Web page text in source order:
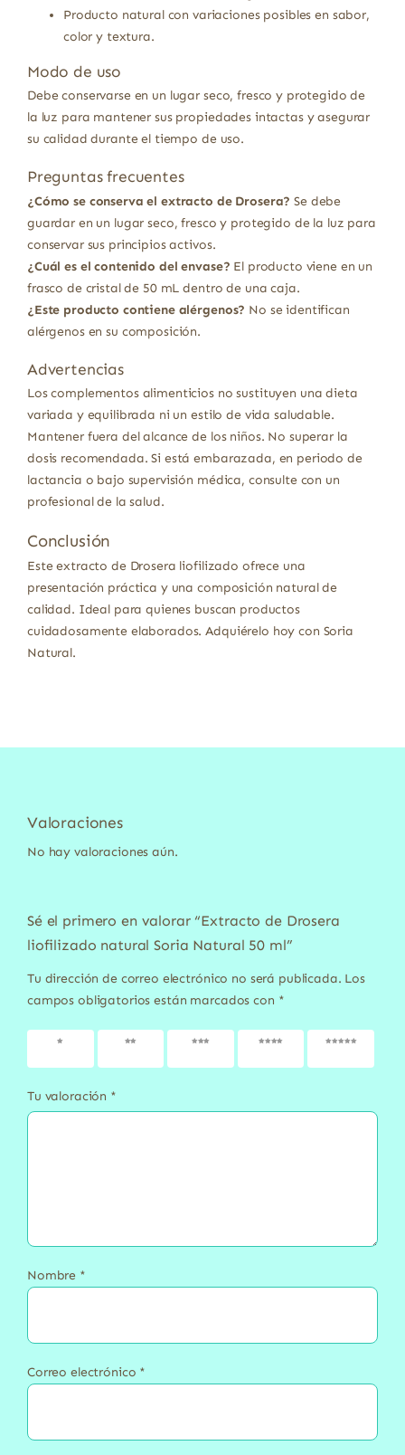
Producto natural con variaciones posibles en sabor,
color y textura.
Modo de uso
Debe conservarse en un lugar seco, fresco y protegido de
la luz para mantener sus propiedades intactas y asegurar
su calidad durante el tiempo de uso.
Preguntas frecuentes
¿Cómo se conserva el extracto de Drosera? Se debe
guardar en un lugar seco, fresco y protegido de la luz para
conservar sus principios activos.
¿Cuál es el contenido del envase? El producto viene en un
frasco de cristal de 50 mL dentro de una caja.
¿Este producto contiene alérgenos? No se identifican
alérgenos en su composición.
Advertencias
Los complementos alimenticios no sustituyen una dieta
variada y equilibrada ni un estilo de vida saludable.
Mantener fuera del alcance de los niños. No superar la
dosis recomendada. Si está embarazada, en periodo de
lactancia o bajo supervisión médica, consulte con un
profesional de la salud.
Conclusión
Este extracto de Drosera liofilizado ofrece una
presentación práctica y una composición natural de
calidad. Ideal para quienes buscan productos
cuidadosamente elaborados. Adquiérelo hoy con Soria
Natural.
Valoraciones
No hay valoraciones aún.
Sé el primero en valorar “Extracto de Drosera
liofilizado natural Soria Natural 50 ml”
Tu dirección de correo electrónico no será publicada. Los
campos obligatorios están marcados con *
1 de 5
2 de 5
3 de 5
4 de 5
5 de 5
Tu valoración *
Nombre *
Correo electrónico *